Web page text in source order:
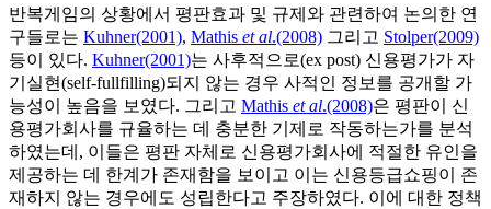
반복게임의 상황에서 평판효과 및 규제와 관련하여 논의한 연
구들로는 Kuhner(2001), Mathis et al.(2008) 그리고 Stolper(2009)
등이 있다. Kuhner(2001)는 사후적으로(ex post) 신용평가가 자
기실현(self-fullfilling)되지 않는 경우 사적인 정보를 공개할 가
능성이 높음을 보였다. 그리고 Mathis et al.(2008)은 평판이 신
용평가회사를 규율하는 데 충분한 기제로 작동하는가를 분석
하였는데, 이들은 평판 자체로 신용평가회사에 적절한 유인을
제공하는 데 한계가 존재함을 보이고 이는 신용등급쇼핑이 존
재하지 않는 경우에도 성립한다고 주장하였다. 이에 대한 정책